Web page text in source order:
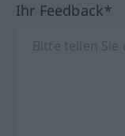
Ihr Feedback*